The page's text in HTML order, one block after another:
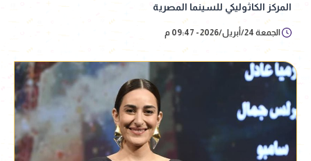
المركز الكاثوليكي للسينما المصرية
الجمعة 24/أبريل/2026 - 09:47 م